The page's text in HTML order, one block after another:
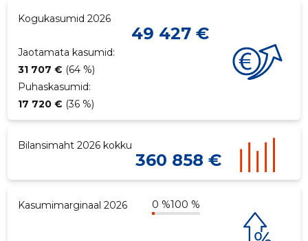
Kogukasumid 2026
49 427 €
Jaotamata kasumid:
31 707 € (64 %)
Puhaskasumid:
17 720 € (36 %)
Bilansimaht 2026 kokku
360 858 €
Kasumimarginaal 2026 0 %100 %